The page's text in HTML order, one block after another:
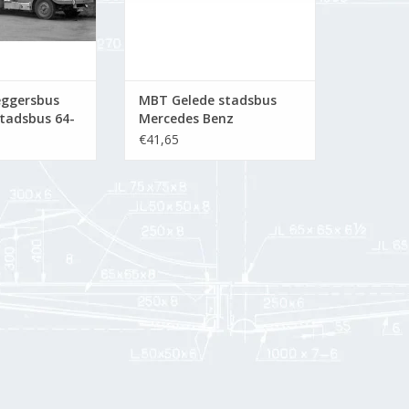
64-
MBT Gelede stadsbus
Mercedes Benz
01317gobl 8000/lku
€41,65